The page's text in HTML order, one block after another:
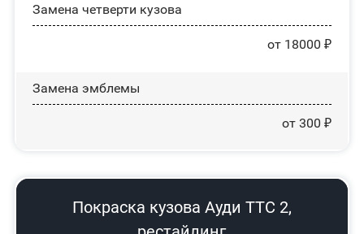
Замена четверти кузова
от 18000 ₽
Замена эмблемы
от 300 ₽
Покраска кузова Ауди ТТС 2,